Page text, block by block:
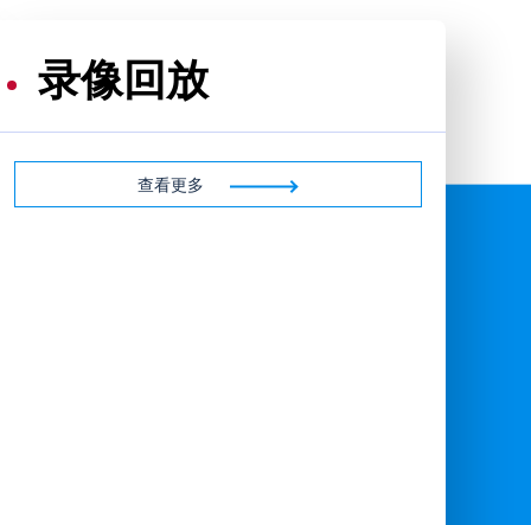
录像回放
查看更多